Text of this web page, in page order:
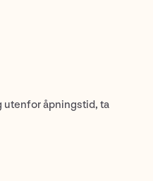
utenfor åpningstid, ta